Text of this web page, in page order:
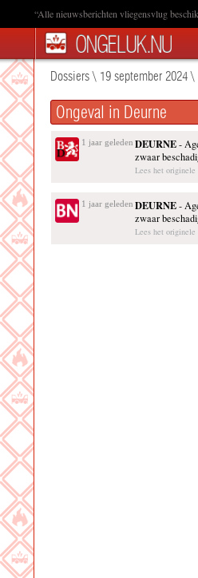
“Alle nieuwsberichten vliegensvlug
Dossiers\ 19 september 2024\
Ongeval in Deurne
1 jaar geleden DEURNE-
zwaar
Lees het
1 jaar geleden DEURNE-
zwaar
Lees het